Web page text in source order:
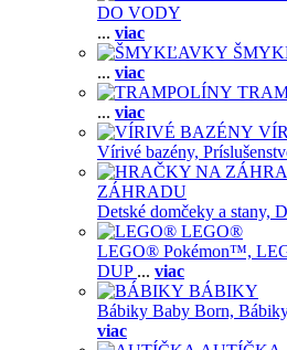
DO VODY
... viac
... viac
... viac
Vírivé bazény,
ZÁHRADU
Detské domčeky a stany,
LEGO®
LEGO® Pokémon™,
DUP ... viac
BÁBIKY
Bábiky Baby Born,
viac